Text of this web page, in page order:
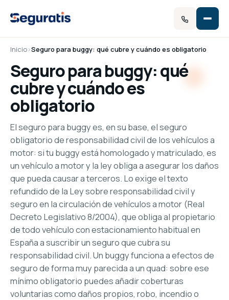
Inicio›Seguro para buggy: qué cubre y cuándo es obligatorio
Seguro para buggy: qué
cubre y cuándo es
obligatorio
El seguro para buggy es, en su base, el seguro
obligatorio de responsabilidad civil de los vehículos a
motor: si tu buggy está homologado y matriculado, es
un vehículo a motor y la ley obliga a asegurar los daños
que pueda causar a terceros. Lo exige el texto
refundido de la Ley sobre responsabilidad civil y
seguro en la circulación de vehículos a motor (Real
Decreto Legislativo 8/2004), que obliga al propietario
de todo vehículo con estacionamiento habitual en
España a suscribir un seguro que cubra su
responsabilidad civil. Un buggy funciona a efectos de
seguro de forma muy parecida a un quad: sobre ese
mínimo obligatorio puedes añadir coberturas
voluntarias como daños propios, robo, incendio o